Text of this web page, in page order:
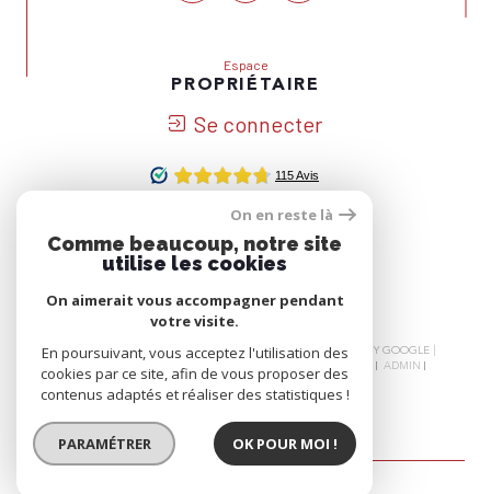
Espace
PROPRIÉTAIRE
Se connecter
ADHÉRONS
© 2026 | TOUS DROITS RÉSERVÉS | TRADUCTION POWERED BY GOOGLE |
NOS HONORAIRES
PLAN DU SITE MENTIONS LÉGALES
ADMIN
NOS LIENS
POLITIQUE RGPD COOKIES
On en reste là
Comme beaucoup, notre site
utilise les cookies
On aimerait vous accompagner pendant
votre visite.
En poursuivant, vous acceptez l'utilisation des
cookies par ce site, afin de vous proposer des
contenus adaptés et réaliser des statistiques !
PARAMÉTRER OK POUR MOI !